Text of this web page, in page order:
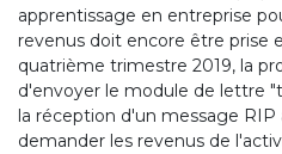
apprentissage en entreprise
revenus doit encore être prise
quatrième trimestre 2019, la
d'envoyer le module de lettre
la réception d'un message
demander les revenus de